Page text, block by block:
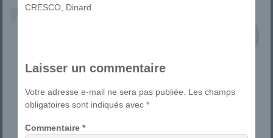
CRESCO, Dinard.
Laisser un commentaire
Votre adresse e-mail ne sera pas publiée.
Les champs
obligatoires sont indiqués avec*
Commentaire*